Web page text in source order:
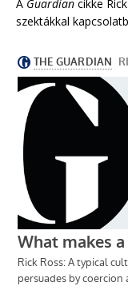
A Guardian cikke
szektákkal